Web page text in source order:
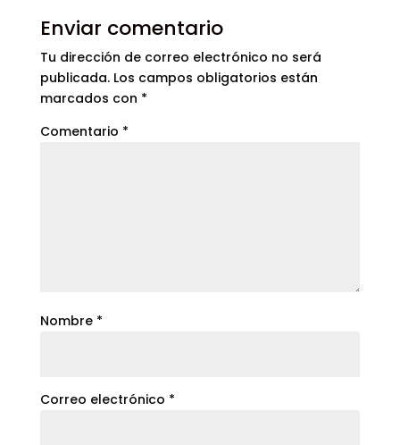
Enviar comentario
Tu dirección de correo electrónico no será
publicada. Los campos obligatorios están
marcados con *
Comentario *
Nombre *
Correo electrónico *